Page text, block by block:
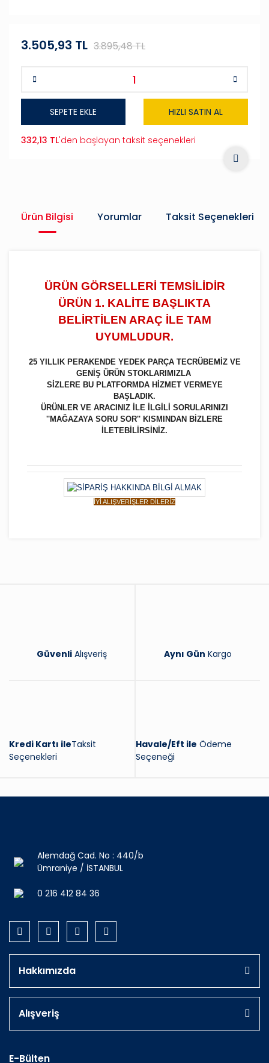
3.505,93 TL 3.895,48 TL
SEPETE EKLE HIZLI SATIN AL
332,13 TL'den başlayan taksit seçenekleri
Ürün Bilgisi Yorumlar Taksit Seçenekleri
ÜRÜN GÖRSELLERİ TEMSİLİDİR
ÜRÜN 1. KALİTE BAŞLIKTA
BELİRTİLEN ARAÇ İLE TAM
UYUMLUDUR.
25 YILLIK PERAKENDE YEDEK PARÇA TECRÜBEMİZ VE
GENİŞ ÜRÜN STOKLARIMIZLA
SİZLERE BU PLATFORMDA HİZMET VERMEYE
BAŞLADIK.
ÜRÜNLER VE ARACINIZ İLE İLGİLİ SORULARINIZI
''MAĞAZAYA SORU SOR'' KISMINDAN BİZLERE
İLETEBİLİRSİNİZ.
İYİ ALIŞVERİŞLER DİLERİZ
Güvenli Alışveriş Aynı Gün Kargo
Kredi Kartı ileTaksit
Seçenekleri
Havale/Eft ile Ödeme
Seçeneği
Alemdağ Cad. No : 440/b
Ümraniye / İSTANBUL
0 216 412 84 36
Hakkımızda
Alışveriş
E-Bülten